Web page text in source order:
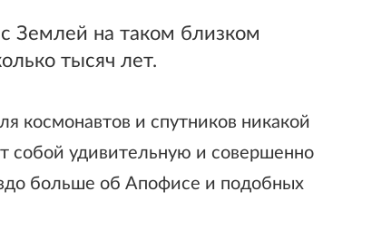
Землей на таком близком
тысяч лет.
космонавтов и спутников никакой
собой удивительную и совершенно
больше об Апофисе и подобных